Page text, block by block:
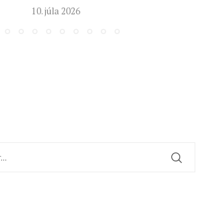
10. júla 2026